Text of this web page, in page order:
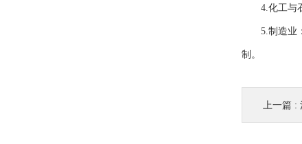
4.化工与石
5.制造业：
制。
上一篇 :